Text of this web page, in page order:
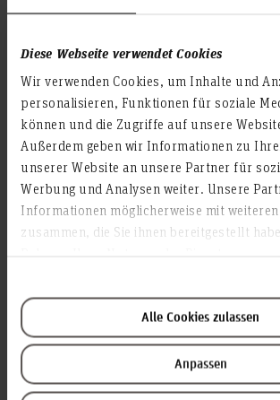
Diese Webseite verwendet Cookies
Wir verwenden Cookies, um Inhalte und
personalisieren, Funktionen für soziale
können und die Zugriffe auf unsere
Außerdem geben wir Informationen zu
unserer Website an unsere Partner für
Werbung und Analysen weiter. Unsere
Informationen möglicherweise mit weiteren
zusammen, die Sie ihnen bereitgestellt
Alle Cookies zulassen
Anpassen
HAWK am 27.11.2024